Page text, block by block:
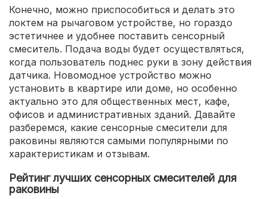
Конечно, можно приспособиться и делать это
локтем на рычаговом устройстве, но гораздо
эстетичнее и удобнее поставить сенсорный
смеситель. Подача воды будет осуществляться,
когда пользователь поднес руки в зону действия
датчика. Новомодное устройство можно
установить в квартире или доме, но особенно
актуально это для общественных мест, кафе,
офисов и административных зданий. Давайте
разберемся, какие сенсорные смесители для
раковины являются самыми популярными по
характеристикам и отзывам.
Рейтинг лучших сенсорных смесителей для
раковины